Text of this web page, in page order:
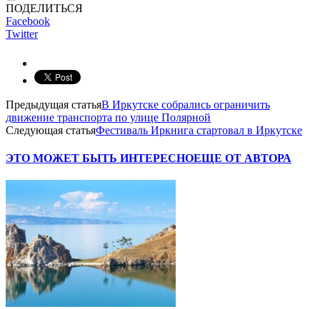
ПОДЕЛИТЬСЯ
Facebook
Twitter
Предыдущая статьяВ Иркутске собрались ограничить
движение транспорта по улице Полярной
Следующая статьяФестиваль Иркнига стартовал в Иркутске
ЭТО МОЖЕТ БЫТЬ ИНТЕРЕСНОЕЩЕ ОТ АВТОРА